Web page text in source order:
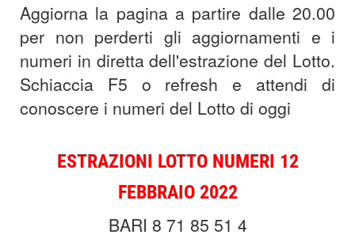
Aggiorna la pagina a partire dalle 20.00
per non perderti gli aggiornamenti e i
numeri in diretta dell'estrazione del Lotto.
Schiaccia F5 o refresh e attendi di
conoscere i numeri del Lotto di oggi
ESTRAZIONI LOTTO NUMERI 12
FEBBRAIO 2022
BARI 8 71 85 51 4